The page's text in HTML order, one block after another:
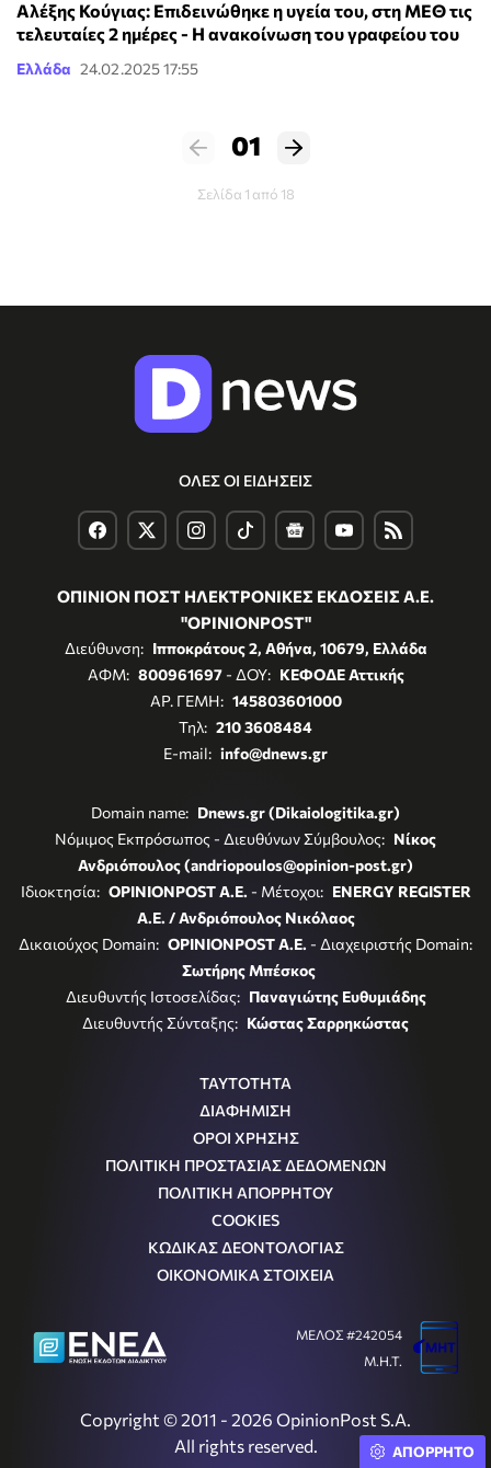
Αλέξης Κούγιας: Επιδεινώθηκε η υγεία του, στη ΜΕΘ τις
τελευταίες 2 ημέρες - Η ανακοίνωση του γραφείου του
Ελλάδα 24.02.2025 17:55
01
Σελίδα 1 από 18
ΟΛΕΣ ΟΙ ΕΙΔΗΣΕΙΣ
ΟΠΙΝΙΟΝ ΠΟΣΤ ΗΛΕΚΤΡΟΝΙΚΕΣ ΕΚΔΟΣΕΙΣ Α.Ε.
"OPINIONPOST"
Διεύθυνση: Ιπποκράτους 2, Αθήνα, 10679, Ελλάδα
ΑΦΜ: 800961697- ΔΟΥ: ΚΕΦΟΔΕ Αττικής
ΑΡ. ΓΕΜΗ: 145803601000
Τηλ: 210 3608484
E-mail: info@dnews.gr
Domain name: Dnews.gr (Dikaiologitika.gr)
Νόμιμος Εκπρόσωπος - Διευθύνων Σύμβουλος: Νίκος
Ανδριόπουλος (andriopoulos@opinion-post.gr)
Ιδιοκτησία: OPINIONPOST A.E. - Μέτοχοι: ENERGY REGISTER
Α.Ε. / Ανδριόπουλος Νικόλαος
Δικαιούχος Domain: OPINIONPOST A.E. - Διαχειριστής Domain:
Σωτήρης Μπέσκος
Διευθυντής Ιστοσελίδας: Παναγιώτης Ευθυμιάδης
Διευθυντής Σύνταξης: Κώστας Σαρρηκώστας
ΤΑΥΤΟΤΗΤΑ
ΔΙΑΦΗΜΙΣΗ
ΟΡΟΙ ΧΡΗΣΗΣ
ΠΟΛΙΤΙΚΗ ΠΡΟΣΤΑΣΙΑΣ ΔΕΔΟΜΕΝΩΝ
ΠΟΛΙΤΙΚΗ ΑΠΟΡΡΗΤΟΥ
COOKIES
ΚΩΔΙΚΑΣ ΔΕΟΝΤΟΛΟΓΙΑΣ
ΟΙΚΟΝΟΜΙΚΑ ΣΤΟΙΧΕΙΑ
Copyright © 2011 - 2026 OpinionPost S.A.
All rights reserved.
ΜΕΛΟΣ #242054
Μ.Η.Τ.
ΑΠΟΡΡΗΤΟ